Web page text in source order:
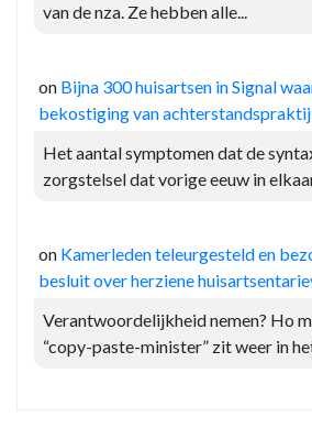
van de nza. Ze hebben alle...
on Bijna 300 huisartsen in Signal
bekostiging van
Het aantal symptomen dat de
zorgstelsel dat vorige eeuw in
on Kamerleden teleurgesteld en
besluit over herziene
Verantwoordelijkheid nemen? Ho
“copy-paste-minister” zit weer in